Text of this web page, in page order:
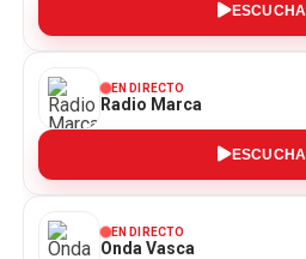
EN DIRECTO
Radio Marca
EN DIRECTO
Onda Vasca